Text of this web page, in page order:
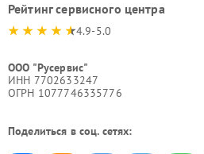
Рейтинг сервисного центра
4.9-5.0
ООО "Русервис"
ИНН 7702633247
ОГРН 1077746335776
Поделиться в соц. сетях: